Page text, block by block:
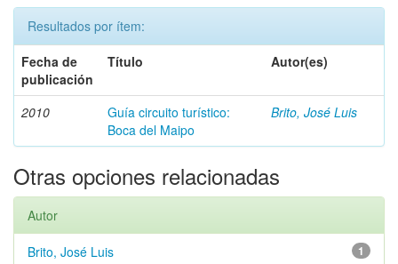
Resultados por ítem:
Fecha de
publicación
Título Autor(es)
2010
Guía circuito turístico:
Boca del Maipo
Brito, José Luis
Otras opciones relacionadas
Autor
1
Brito, José Luis